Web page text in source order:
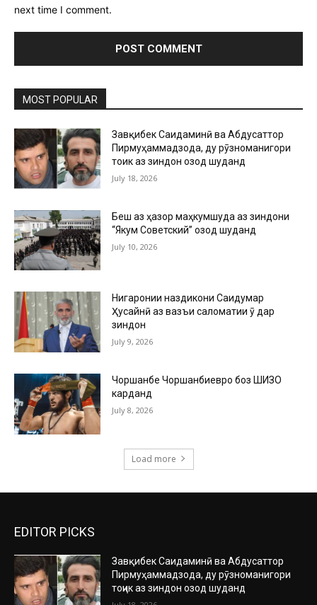
next time I comment.
MOST POPULAR
Завқибек Саидаминӣ ва Абдусаттор
Пирмуҳаммадзода, ду рӯзноманигори
тоҷик аз зиндон озод шуданд
July 18, 2026
Беш аз ҳазор маҳкумшуда аз зиндони
“Якум Советский” озод шуданд
July 10, 2026
Нигаронии наздикони Саидумар
Ҳусайнӣ аз вазъи саломатии ӯ дар
зиндон
July 9, 2026
Чоршанбе Чоршанбиевро боз ШИЗО
карданд
July 8, 2026
Load more
EDITOR PICKS
Завқибек Саидаминӣ ва Абдусаттор
Пирмуҳаммадзода, ду рӯзноманигори
тоҷик аз зиндон озод шуданд